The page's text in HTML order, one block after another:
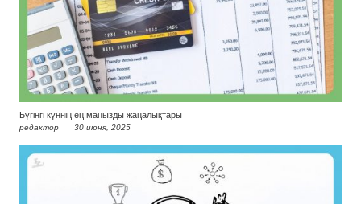
Бүгінгі күннің ең маңызды жаңалықтары
редактор 30 июня, 2025